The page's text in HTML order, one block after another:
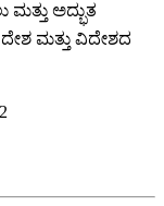
ಮತ್ತು ಅದ್ಭುತ
ಮತ್ತು ವಿದೇಶದ